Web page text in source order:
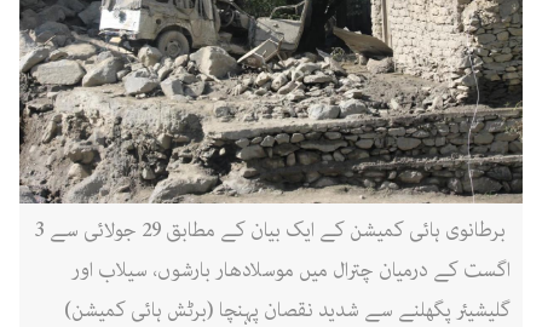
برطانوی ہائی کمیشن کے ایک بیان کے مطابق 29 جولائی سے 3
اگست کے درمیان چترال میں موسلادھار بارشوں، سیلاب اور
گلیشیئر پگھلنے سے شدید نقصان پہنچا (برٹش ہائی کمیشن)